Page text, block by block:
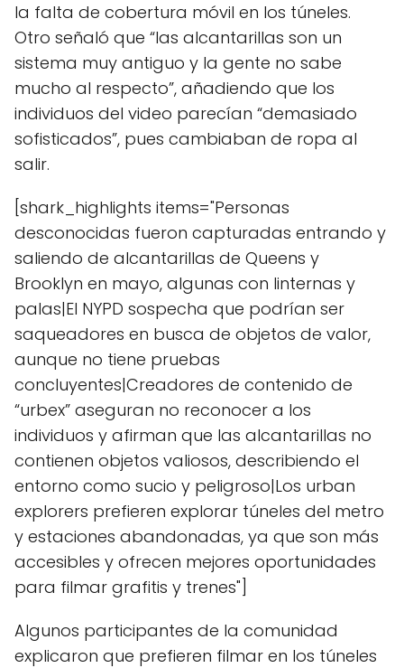
la falta de cobertura móvil en los túneles.
Otro señaló que “las alcantarillas son un
sistema muy antiguo y la gente no sabe
mucho al respecto”, añadiendo que los
individuos del video parecían “demasiado
sofisticados”, pues cambiaban de ropa al
salir.
[shark_highlights items="Personas
desconocidas fueron capturadas entrando y
saliendo de alcantarillas de Queens y
Brooklyn en mayo, algunas con linternas y
palas|El NYPD sospecha que podrían ser
saqueadores en busca de objetos de valor,
aunque no tiene pruebas
concluyentes|Creadores de contenido de
“urbex” aseguran no reconocer a los
individuos y afirman que las alcantarillas no
contienen objetos valiosos, describiendo el
entorno como sucio y peligroso|Los urban
explorers prefieren explorar túneles del metro
y estaciones abandonadas, ya que son más
accesibles y ofrecen mejores oportunidades
para filmar grafitis y trenes"]
Algunos participantes de la comunidad
explicaron que prefieren filmar en los túneles